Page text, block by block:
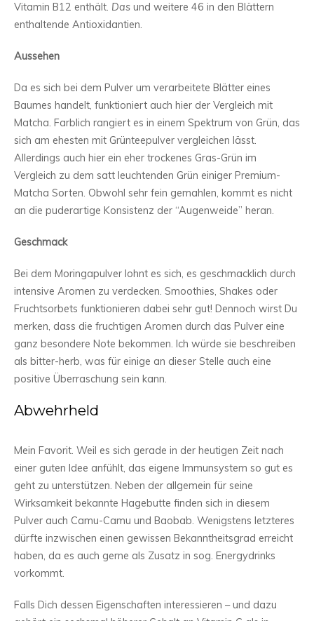
Vitamin B12 enthält. Das und weitere 46 in den Blättern
enthaltende Antioxidantien.
Aussehen
Da es sich bei dem Pulver um verarbeitete Blätter eines
Baumes handelt, funktioniert auch hier der Vergleich mit
Matcha. Farblich rangiert es in einem Spektrum von Grün, das
sich am ehesten mit Grünteepulver vergleichen lässt.
Allerdings auch hier ein eher trockenes Gras-Grün im
Vergleich zu dem satt leuchtenden Grün einiger Premium-
Matcha Sorten. Obwohl sehr fein gemahlen, kommt es nicht
an die puderartige Konsistenz der “Augenweide” heran.
Geschmack
Bei dem Moringapulver lohnt es sich, es geschmacklich durch
intensive Aromen zu verdecken. Smoothies, Shakes oder
Fruchtsorbets funktionieren dabei sehr gut! Dennoch wirst Du
merken, dass die fruchtigen Aromen durch das Pulver eine
ganz besondere Note bekommen. Ich würde sie beschreiben
als bitter-herb, was für einige an dieser Stelle auch eine
positive Überraschung sein kann.
Abwehrheld
Mein Favorit. Weil es sich gerade in der heutigen Zeit nach
einer guten Idee anfühlt, das eigene Immunsystem so gut es
geht zu unterstützen. Neben der allgemein für seine
Wirksamkeit bekannte Hagebutte finden sich in diesem
Pulver auch Camu-Camu und Baobab. Wenigstens letzteres
dürfte inzwischen einen gewissen Bekanntheitsgrad erreicht
haben, da es auch gerne als Zusatz in sog. Energydrinks
vorkommt.
Falls Dich dessen Eigenschaften interessieren – und dazu